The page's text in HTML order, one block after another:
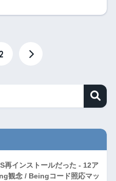
再インストールだった - 12ア
観念 / Beingコード照応マッ